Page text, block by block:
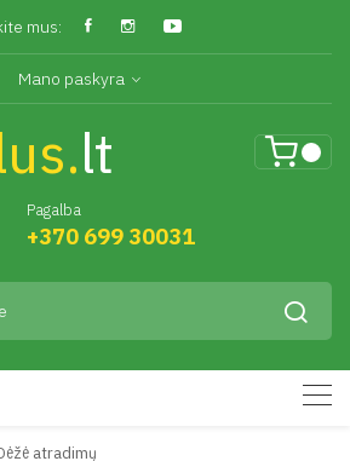
mus:
Mano paskyra
lt
Pagalba
+370 699 30031
atradimų